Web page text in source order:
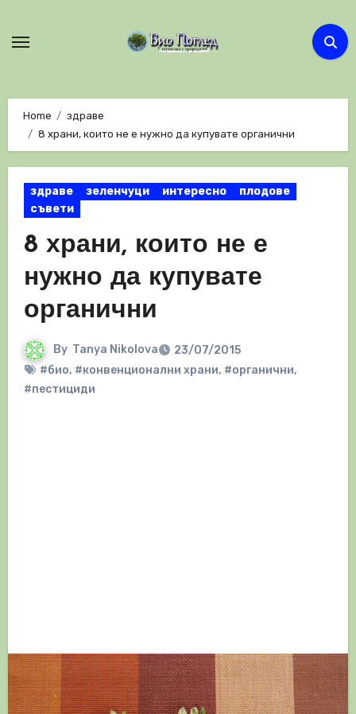
Home
здраве
8 храни, които не е нужно да купувате органични
здраве зеленчуци интересно
плодове
съвети
8 храни, които не е
нужно да купувате
органични
By Tanya Nikolova
23/07/2015
#био, #конвенционални храни, #органични,
#пестициди